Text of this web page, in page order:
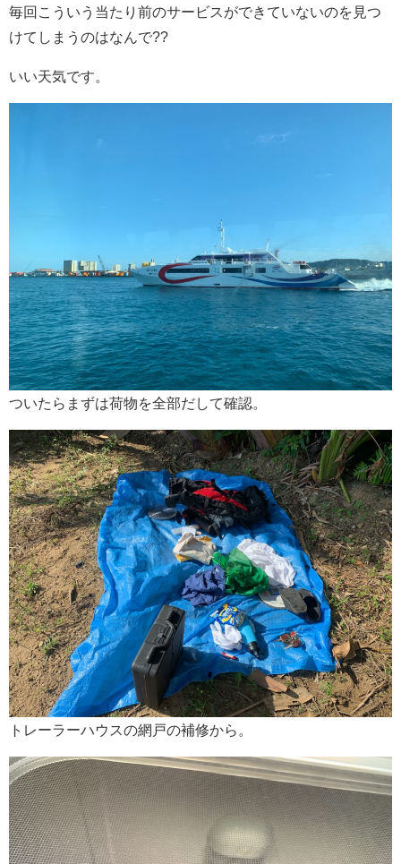
毎回こういう当たり前のサービスができていないのを見つ
けてしまうのはなんで??
いい天気です。
ついたらまずは荷物を全部だして確認。
トレーラーハウスの網戸の補修から。